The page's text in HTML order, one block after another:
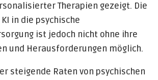
Therapien gezeigt. Die
in die psychische
ist jedoch nicht ohne ihre
und Herausforderungen möglich.
steigende Raten von psychischen